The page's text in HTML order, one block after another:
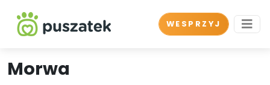
WESPRZYJ
Morwa